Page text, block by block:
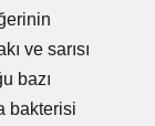
ve sarısı
bazı
bakterisi